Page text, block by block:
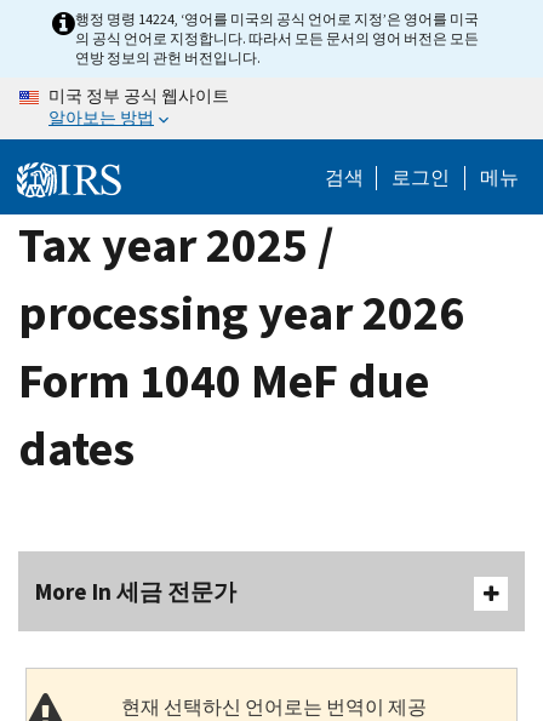
content
행정 명령 14224, ‘영어를 미국의 공식 언어로 지정’은 영어를 미국
의 공식 언어로 지정합니다. 따라서 모든 문서의 영어 버전은 모든
연방 정보의 관헌 버전입니다.
미국 정부 공식 웹사이트
알아보는 방법
검색 로그인 메뉴
Tax year 2025 /
processing year 2026
Form 1040 MeF due
dates
More In 세금 전문가
현재 선택하신 언어로는 번역이 제공